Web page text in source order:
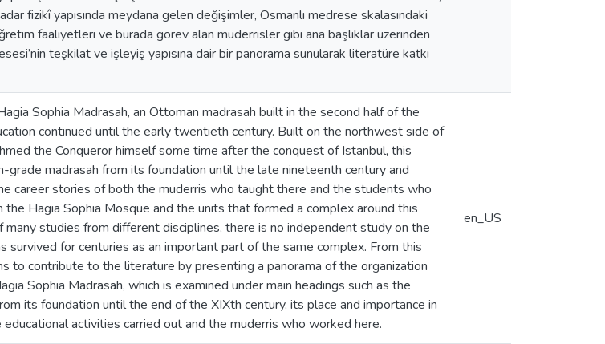
fizikî yapısında meydana gelen değişimler, Osmanlı medrese skalasındaki
faaliyetleri ve burada görev alan müderrisler gibi ana başlıklar üzerinden
teşkilat ve işleyiş yapısına dair bir panorama sunularak literatüre katkı
Sophia Madrasah, an Ottoman madrasah built in the second half of the
continued until the early twentieth century. Built on the northwest side of
the Conqueror himself some time after the conquest of Istanbul, this
grade madrasah from its foundation until the late nineteenth century and
career stories of both the muderris who taught there and the students who
Hagia Sophia Mosque and the units that formed a complex around this
studies from different disciplines, there is no independent study on the
survived for centuries as an important part of the same complex. From this
to contribute to the literature by presenting a panorama of the organization
Sophia Madrasah, which is examined under main headings such as the
its foundation until the end of the XIXth century, its place and importance in
activities carried out and the muderris who worked here.
en_US